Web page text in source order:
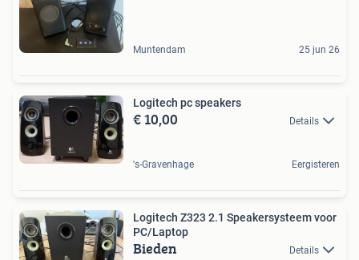
Muntendam 25 jun 26
Logitech pc speakers
€ 10,00 Details
's-Gravenhage Eergisteren
Logitech Z323 2.1 Speakersysteem voor
PC/Laptop
Bieden Details